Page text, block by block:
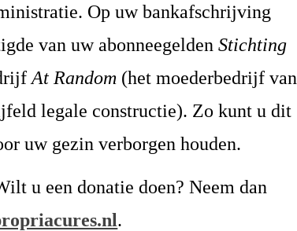
Op uw bankafschrijving
van uw abonneegeldenStichting
At Random (het moederbedrijf van
legale constructie). Zo kunt u dit
uw gezin verborgen houden.
u een donatie doen? Neem dan
.